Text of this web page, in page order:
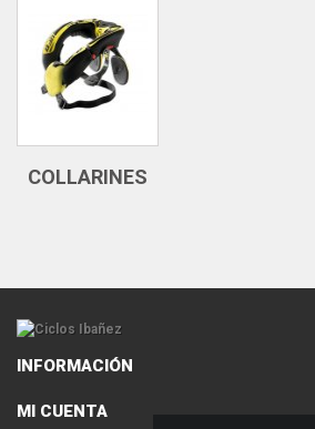
COLLARINES
INFORMACIÓN
MI CUENTA